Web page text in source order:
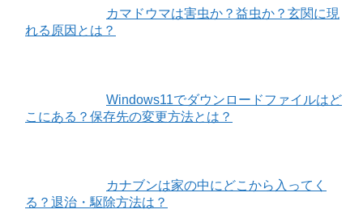
カマドウマは害虫か？益虫か？玄関に現
れる原因とは？
Windows11でダウンロードファイルはど
こにある？保存先の変更方法とは？
カナブンは家の中にどこから入ってく
る？退治・駆除方法は？